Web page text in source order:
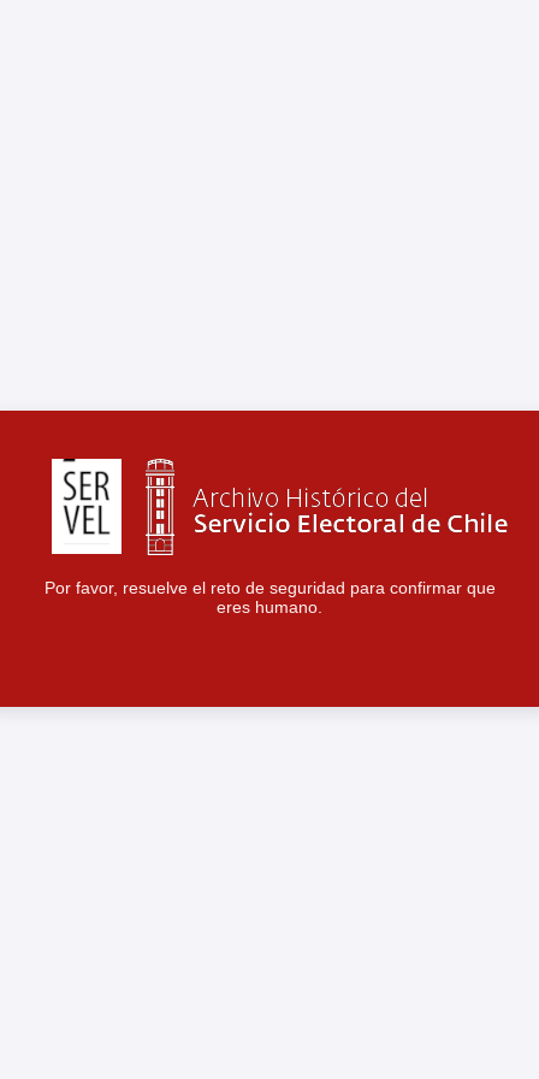
Por favor, resuelve el reto de seguridad para confirmar que
eres humano.